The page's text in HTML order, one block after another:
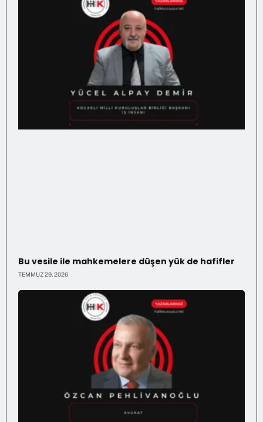
Bu vesile ile mahkemelere düşen yük de hafifler
TEMMUZ 29, 2026